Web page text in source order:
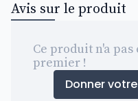
Avis sur le produit
Ce produit n'a pas
premier !
Donner